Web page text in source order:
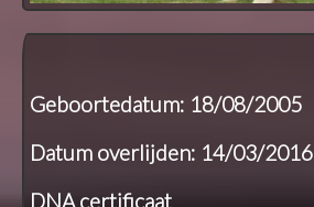
Geboortedatum: 18/08/2005
Datum overlijden: 14/03/2016
DNA certificaat